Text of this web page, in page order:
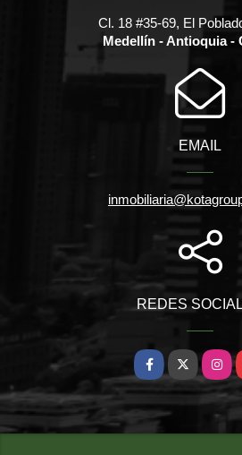
Cl. 18 #35-69, El
Medellín - Antioquia -
EMAIL
REDES
Facebook
X